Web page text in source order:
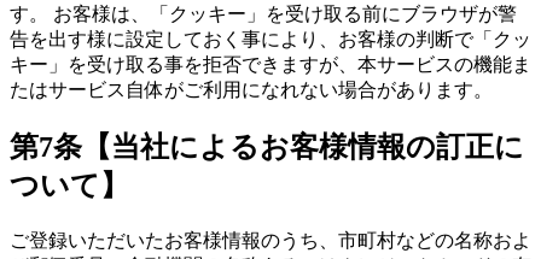
す。 お客様は、「クッキー」を受け取る前にブラウザが警
告を出す様に設定しておく事により、お客様の判断で「クッ
キー」を受け取る事を拒否できますが、本サービスの機能ま
たはサービス自体がご利用になれない場合があります。
第7条【当社によるお客様情報の訂正に
ついて】
ご登録いただいたお客様情報のうち、市町村などの名称およ